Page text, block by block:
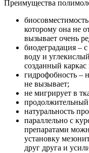
Преимущества
которому она не
вызывает очень
биодеградация –
воду и
созданный каркас
гидрофобность –
не вызывает;
не мигрирует в
продолжительный
натуральность
параллельно с
препаратами
установку
друг друга и